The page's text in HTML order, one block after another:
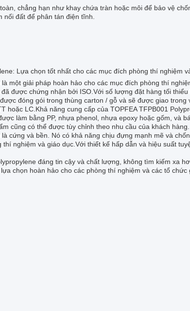
chẳng hạn như khay chứa tràn hoặc môi để bảo vệ
đất để phân tán điện tĩnh.
Lựa chọn tốt nhất cho các mục đích phòng thí nghiệm
một giải pháp hoàn hảo cho các mục đích phòng thí
được chứng nhận bởi ISO.Với số lượng đặt hàng tối thiểu
đóng gói trong thùng carton / gỗ và sẽ được giao trong
hoặc LC.Khả năng cung cấp của TOPFEA TFPB001
làm bằng PP, nhựa phenol, nhựa epoxy hoặc gốm, và
cũng có thể được tùy chỉnh theo nhu cầu của khách hàng.
cứng và bền. Nó có khả năng chịu đựng mạnh mẽ và
nghiệm và giáo dục.Với thiết kế hấp dẫn và hiệu suất
đáng tin cậy và chất lượng, không tìm kiếm xa
chọn hoàn hảo cho các phòng thí nghiệm và các tổ chức